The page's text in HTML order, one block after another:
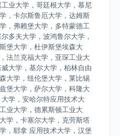
业大学，哥廷根大学，慕尼
，卡尔斯鲁厄大学，达姆斯
，弗赖堡大学，多特蒙德工
多夫大学，波鸿鲁尔大学，
堡大学，杜伊斯堡埃森大
法兰克福大学，亚琛工业大
大学，基尔大学，柏林自由
大学，纽伦堡大学，莱比锡
堡大学，萨尔大学，科隆大
学，安哈尔特应用技术大
业大学，德累斯顿工业大
学，卡塞尔大学，克劳斯塔
，耶拿 应用技术大学，汉堡